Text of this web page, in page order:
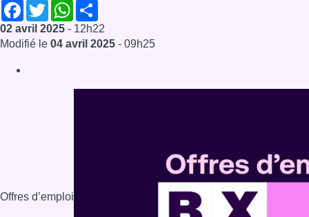
Facebook
TwitterWhatsApp
02 avril 2025 - 12h22
Modifié le 04 avril 2025 - 09h25
Offres d’emploi